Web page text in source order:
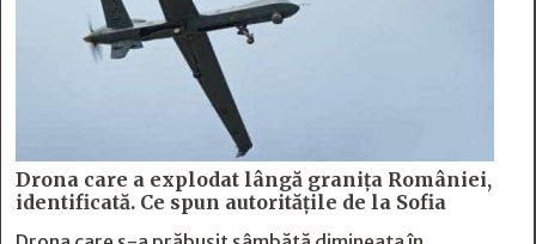
Drona care a explodat lângă granița României,
identificată. Ce spun autoritățile de la Sofia